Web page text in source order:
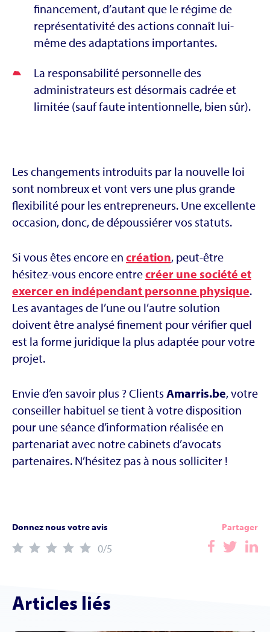
financement, d’autant que le régime de
représentativité des actions connaît lui-
même des adaptations importantes.
La responsabilité personnelle des
administrateurs est désormais cadrée et
limitée (sauf faute intentionnelle, bien sûr).
Les changements introduits par la nouvelle loi
sont nombreux et vont vers une plus grande
flexibilité pour les entrepreneurs. Une excellente
occasion, donc, de dépoussiérer vos statuts.
Si vous êtes encore en création, peut-être
hésitez-vous encore entrecréer une société et
exercer en indépendant personne physique.
Les avantages de l’une ou l’autre solution
doivent être analysé finement pour vérifier quel
est la forme juridique la plus adaptée pour votre
projet.
Envie d’en savoir plus ? Clients Amarris.be, votre
conseiller habituel se tient à votre disposition
pour une séance d’information réalisée en
partenariat avec notre cabinets d’avocats
partenaires. N’hésitez pas à nous solliciter !
Donnez nous votre avis
0/5
Partager
Articles liés